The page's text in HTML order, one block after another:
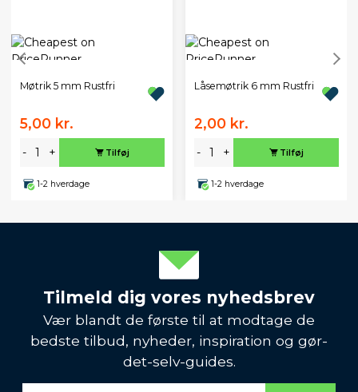
Møtrik 5 mm Rustfri
5,00 kr.
- + Tilføj
1-2 hverdage
Låsemøtrik 6 mm Rustfri
2,00 kr.
- + Tilføj
1-2 hverdage
Tilmeld dig vores nyhedsbrev
Vær blandt de første til at modtage de
bedste tilbud, nyheder, inspiration og gør-
det-selv-guides.